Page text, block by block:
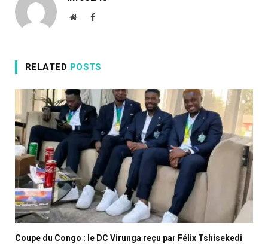
WebsiteFacebook
RELATED POSTS
Coupe du Congo : le DC Virunga reçu par Félix Tshisekedi